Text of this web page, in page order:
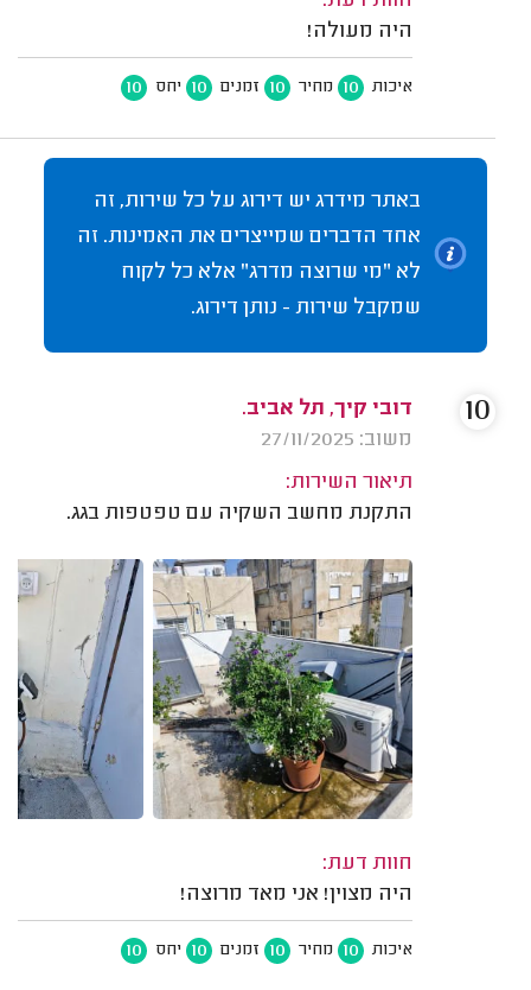
היה מעולה!
איכות 10 מחיר 10 זמנים 10 יחס 10
באתר מידרג יש דירוג על כל שירות, זה
אחד הדברים שמייצרים את האמינות. זה
לא "מי שרוצה מדרג" אלא כל לקוח
שמקבל שירות - נותן דירוג.
דובי קיך, תל אביב.
משוב: 27/11/2025
תיאור השירות:
התקנת מחשב השקיה עם טפטפות בגג.
חוות דעת:
היה מצוין! אני מאד מרוצה!
איכות 10 מחיר 10 זמנים 10 יחס 10
10